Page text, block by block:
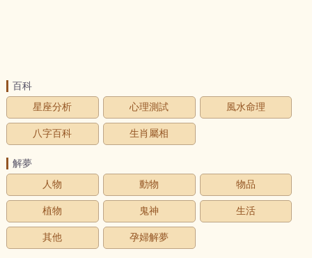
百科
星座分析
心理測試 風水命理
八字百科 生肖屬相
解夢
人物
動物 物品
植物 鬼神 生活
其他 孕婦解夢